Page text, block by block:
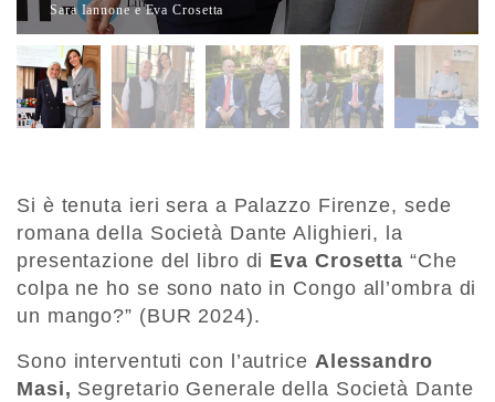
Sara Iannone e Eva Crosetta
Si è tenuta ieri sera a Palazzo Firenze, sede
romana della Società Dante Alighieri, la
presentazione del libro di Eva Crosetta “Che
colpa ne ho se sono nato in Congo all’ombra di
un mango?” (BUR 2024).
Sono interventuti con l’autrice Alessandro
Masi, Segretario Generale della Società Dante